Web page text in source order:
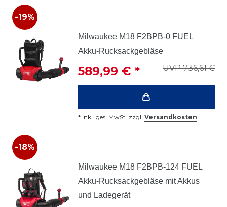
-19%
Milwaukee M18 F2BPB-0 FUEL
Akku-Rucksackgebläse
UVP 736,61 €
589,99 € *
* inkl. ges. MwSt. zzgl. Versandkosten
-18%
Milwaukee M18 F2BPB-124 FUEL
Akku-Rucksackgebläse mit Akkus
und Ladegerät